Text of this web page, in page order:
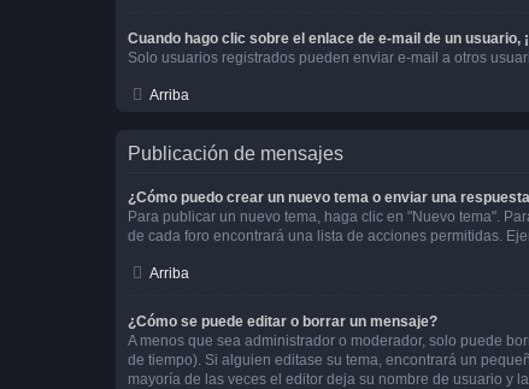
Cuando hago clic sobre el enlace de e-mail de un usuario,
Solo usuarios registrados pueden enviar e-mail a otros
Arriba
Publicación de mensajes
¿Cómo puedo crear un nuevo tema o enviar una
Para publicar un nuevo tema, haga clic en "Nuevo tema".
de cada foro encontrará una lista de acciones permitidas.
Arriba
¿Cómo se puede editar o borrar un mensaje?
A menos que sea administrador o moderador, solo puede
de tiempo). Si alguien editase su tema, encontrará un
mayoría de las veces el editor deja su nombre de usuario y